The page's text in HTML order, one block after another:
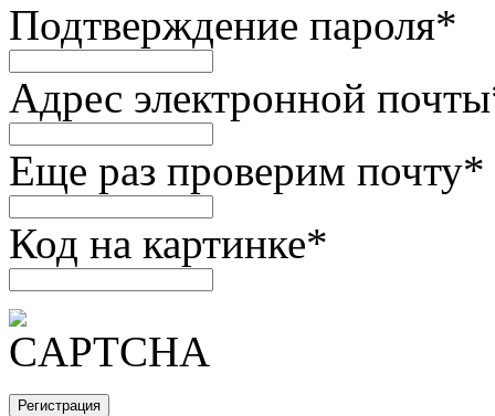
Подтверждение пароля*
Адрес электронной почты
Еще раз проверим почту*
Код на картинке*